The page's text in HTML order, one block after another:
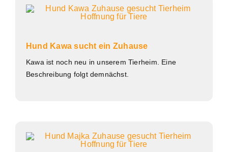
Hund Kawa sucht ein Zuhause
Kawa ist noch neu in unserem Tierheim. Eine
Beschreibung folgt demnächst.